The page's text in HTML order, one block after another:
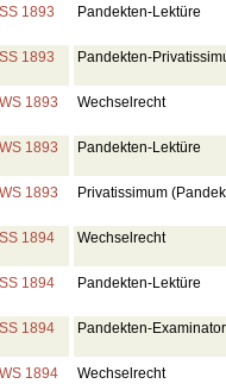
SS 1893 Pandekten-Lektüre
SS 1893 Pandekten-
WS 1893 Wechselrecht
WS 1893 Pandekten-Lektüre
WS 1893 Privatissimum
SS 1894 Wechselrecht
SS 1894 Pandekten-Lektüre
SS 1894 Pandekten-
WS 1894 Wechselrecht